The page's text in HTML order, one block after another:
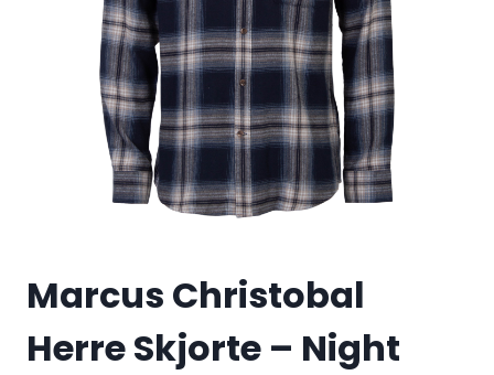
Marcus Christobal
Herre Skjorte – Night